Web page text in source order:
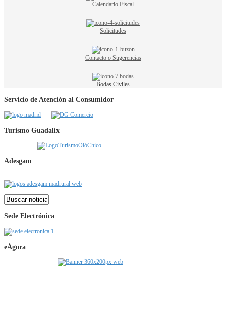
Calendario Fiscal
Solicitudes
Contacto o Sugerencias
Bodas Civiles
Servicio de Atención al Consumidor
Turismo Guadalix
Adesgam
Sede Electrónica
eÁgora